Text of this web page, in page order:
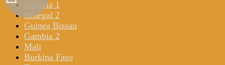
Gambia 1
Senegal 2
Guinea Bissau
Gambia 2
Mali
Burkina Faso